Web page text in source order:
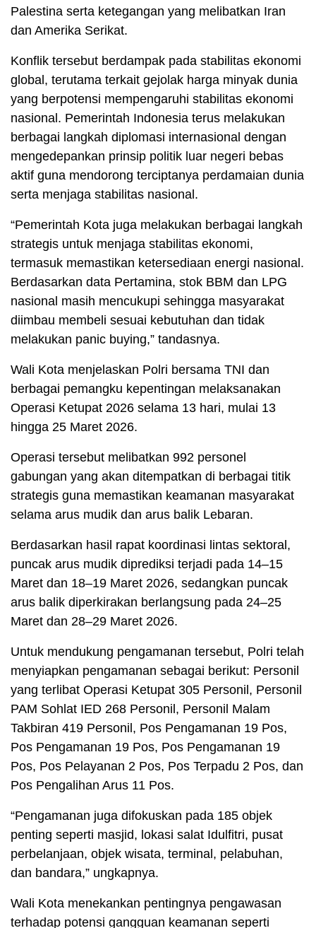
Palestina serta ketegangan yang melibatkan Iran
dan Amerika Serikat.
Konflik tersebut berdampak pada stabilitas ekonomi
global, terutama terkait gejolak harga minyak dunia
yang berpotensi mempengaruhi stabilitas ekonomi
nasional. Pemerintah Indonesia terus melakukan
berbagai langkah diplomasi internasional dengan
mengedepankan prinsip politik luar negeri bebas
aktif guna mendorong terciptanya perdamaian dunia
serta menjaga stabilitas nasional.
“Pemerintah Kota juga melakukan berbagai langkah
strategis untuk menjaga stabilitas ekonomi,
termasuk memastikan ketersediaan energi nasional.
Berdasarkan data Pertamina, stok BBM dan LPG
nasional masih mencukupi sehingga masyarakat
diimbau membeli sesuai kebutuhan dan tidak
melakukan panic buying,” tandasnya.
Wali Kota menjelaskan Polri bersama TNI dan
berbagai pemangku kepentingan melaksanakan
Operasi Ketupat 2026 selama 13 hari, mulai 13
hingga 25 Maret 2026.
Operasi tersebut melibatkan 992 personel
gabungan yang akan ditempatkan di berbagai titik
strategis guna memastikan keamanan masyarakat
selama arus mudik dan arus balik Lebaran.
Berdasarkan hasil rapat koordinasi lintas sektoral,
puncak arus mudik diprediksi terjadi pada 14–15
Maret dan 18–19 Maret 2026, sedangkan puncak
arus balik diperkirakan berlangsung pada 24–25
Maret dan 28–29 Maret 2026.
Untuk mendukung pengamanan tersebut, Polri telah
menyiapkan pengamanan sebagai berikut: Personil
yang terlibat Operasi Ketupat 305 Personil, Personil
PAM Sohlat IED 268 Personil, Personil Malam
Takbiran 419 Personil, Pos Pengamanan 19 Pos,
Pos Pengamanan 19 Pos, Pos Pengamanan 19
Pos, Pos Pelayanan 2 Pos, Pos Terpadu 2 Pos, dan
Pos Pengalihan Arus 11 Pos.
“Pengamanan juga difokuskan pada 185 objek
penting seperti masjid, lokasi salat Idulfitri, pusat
perbelanjaan, objek wisata, terminal, pelabuhan,
dan bandara,” ungkapnya.
Wali Kota menekankan pentingnya pengawasan
terhadap potensi gangguan keamanan seperti